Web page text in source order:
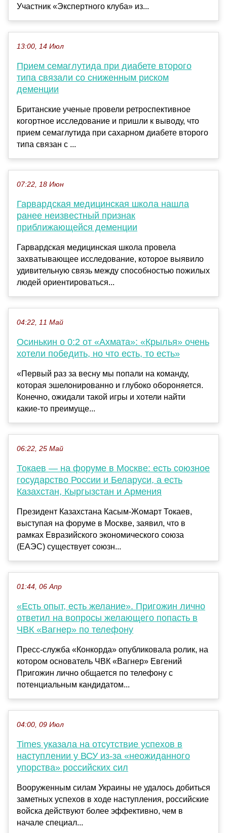
Участник «Экспертного клуба» из...
13:00, 14 Июл
Прием семаглутида при диабете второго
типа связали со сниженным риском
деменции
Британские ученые провели ретроспективное
когортное исследование и пришли к выводу, что
прием семаглутида при сахарном диабете второго
типа связан с ...
07:22, 18 Июн
Гарвардская медицинская школа нашла
ранее неизвестный признак
приближающейся деменции
Гарвардская медицинская школа провела
захватывающее исследование, которое выявило
удивительную связь между способностью пожилых
людей ориентироваться...
04:22, 11 Май
Осинькин о 0:2 от «Ахмата»: «Крылья» очень
хотели победить, но что есть, то есть»
«Первый раз за весну мы попали на команду,
которая эшелонированно и глубоко обороняется.
Конечно, ожидали такой игры и хотели найти
какие-то преимуще...
06:22, 25 Май
Токаев — на форуме в Москве: есть союзное
государство России и Беларуси, а есть
Казахстан, Кыргызстан и Армения
Президент Казахстана Касым-Жомарт Токаев,
выступая на форуме в Москве, заявил, что в
рамках Евразийского экономического союза
(ЕАЭС) существует союзн...
01:44, 06 Апр
«Есть опыт, есть желание». Пригожин лично
ответил на вопросы желающего попасть в
ЧВК «Вагнер» по телефону
Пресс-служба «Конкорда» опубликовала ролик, на
котором основатель ЧВК «Вагнер» Евгений
Пригожин лично общается по телефону с
потенциальным кандидатом...
04:00, 09 Июл
Times указала на отсутствие успехов в
наступлении у ВСУ из-за «неожиданного
упорства» российских сил
Вооруженным силам Украины не удалось добиться
заметных успехов в ходе наступления, российские
войска действуют более эффективно, чем в
начале специал...